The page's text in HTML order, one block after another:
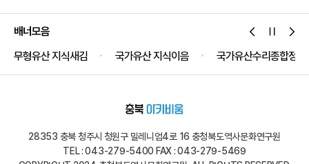
배너모음
무형유산 지식새김
국가유산 지식이음 국가유산수리종합정보
28353 충북 청주시 청원구 밀레니엄4로 16 충청북도역사문화연구원
TEL : 043-279-5400 FAX : 043-279-5469